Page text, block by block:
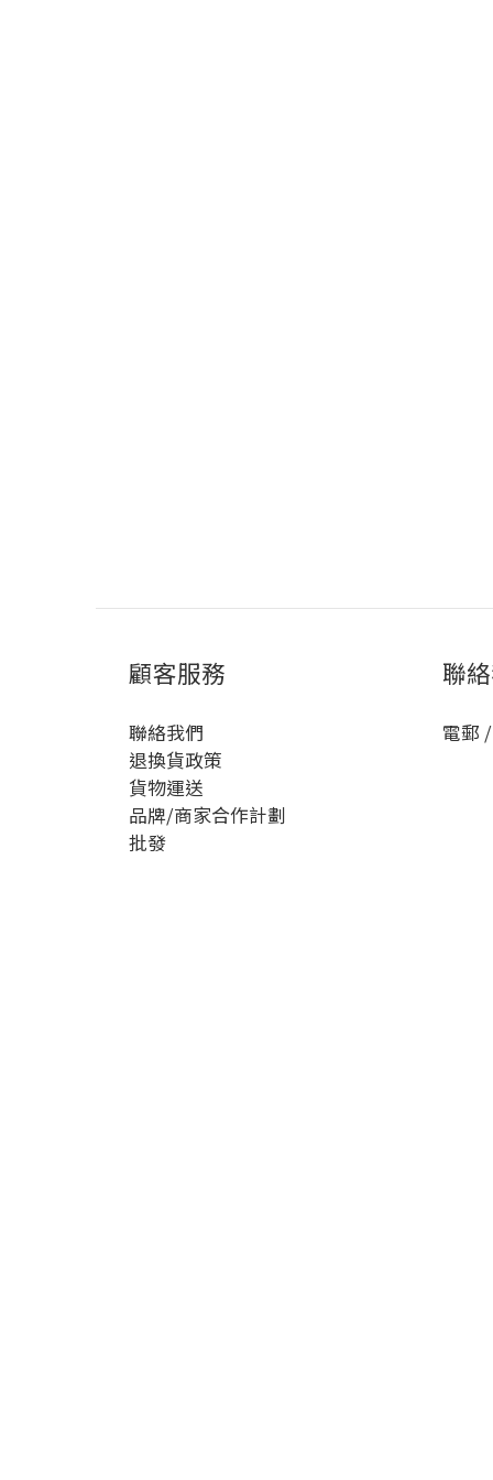
顧客服務
聯絡我們
退換貨政策
貨物運送
品牌/商家合作計劃
批發
聯
電郵